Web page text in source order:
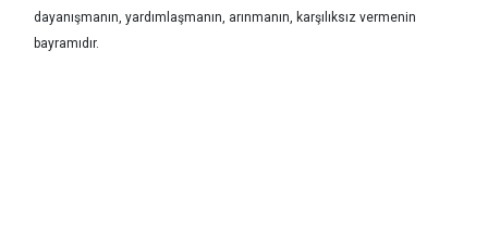
dayanışmanın, yardımlaşmanın, arınmanın, karşılıksız vermenin
bayramıdır.